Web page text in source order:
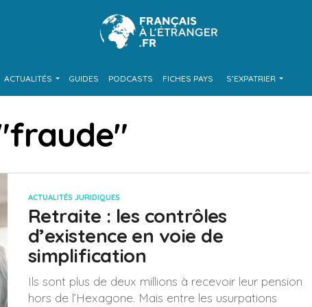
ACTUALITÉS GUIDES PODCASTS FICHES PAYS S’EXPATRIER
ACTUALITÉS JURIDIQUES
Retraite : les contrôles
d’existence en voie de
simplification
Ils sont plus de deux millions à recevoir leur pension
hors de l’Hexagone. Mais entre les usurpations